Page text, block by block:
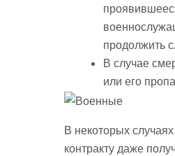
продолжить
В случае
или его
В некоторых
контракту даже